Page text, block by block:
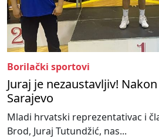
Borilački sportovi
Juraj je nezaustavljiv!
Sarajevo
Mladi hrvatski reprezentativac i
Brod, Juraj Tutundžić, nas...